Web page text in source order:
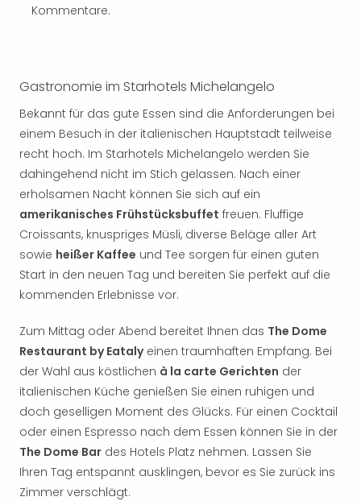
Kommentare.
Gastronomie im Starhotels Michelangelo
Bekannt für das gute Essen sind die Anforderungen bei
einem Besuch in der italienischen Hauptstadt teilweise
recht hoch. Im Starhotels Michelangelo werden Sie
dahingehend nicht im Stich gelassen. Nach einer
erholsamen Nacht können Sie sich auf ein
amerikanisches Frühstücksbuffet freuen. Fluffige
Croissants, knuspriges Müsli, diverse Beläge aller Art
sowie heißer Kaffee und Tee sorgen für einen guten
Start in den neuen Tag und bereiten Sie perfekt auf die
kommenden Erlebnisse vor.
Zum Mittag oder Abend bereitet Ihnen das The Dome
Restaurant by Eatalyeinen traumhaften Empfang. Bei
der Wahl aus köstlichen à la carte Gerichten der
italienischen Küche genießen Sie einen ruhigen und
doch geselligen Moment des Glücks. Für einen Cocktail
oder einen Espresso nach dem Essen können Sie in der
The Dome Bar des Hotels Platz nehmen. Lassen Sie
Ihren Tag entspannt ausklingen, bevor es Sie zurück ins
Zimmer verschlägt.